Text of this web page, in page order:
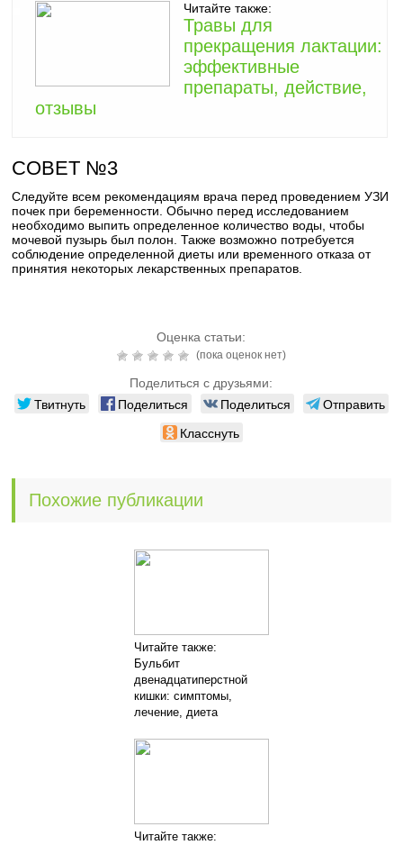
Читайте также:
Травы для
прекращения лактации:
эффективные
препараты, действие,
отзывы
СОВЕТ №3
Следуйте всем рекомендациям врача перед проведением УЗИ
почек при беременности. Обычно перед исследованием
необходимо выпить определенное количество воды, чтобы
мочевой пузырь был полон. Также возможно потребуется
соблюдение определенной диеты или временного отказа от
принятия некоторых лекарственных препаратов.
Оценка статьи:
(пока оценок нет)
Поделиться с друзьями:
Твитнуть Поделиться Поделиться
Отправить
Класснуть
Похожие публикации
Читайте также:
Бульбит
двенадцатиперстной
кишки: симптомы,
лечение, диета
Читайте также: